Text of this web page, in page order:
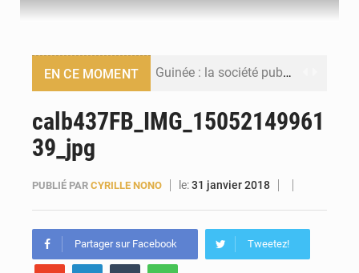
EN CE MOMENT Guinée : la société publique Nimba Mining Company signe sa première convention minière
Forces Vives en Guinée : la coalition critique la gestion de Mamadi Doumbouya
calb437FB_IMG_15052149961
39_jpg
PUBLIÉ PAR CYRILLE NONO le:31 janvier 2018
Partager sur Facebook Tweetez!